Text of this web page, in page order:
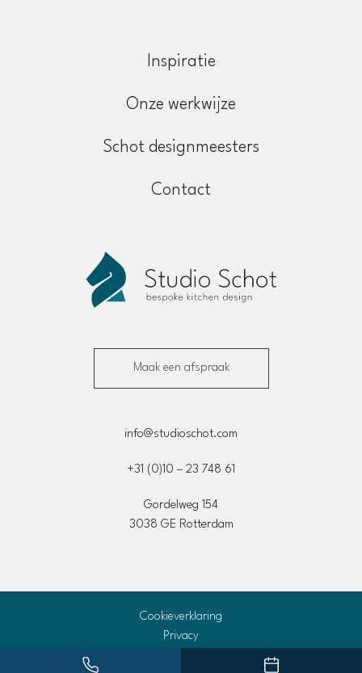
Inspiratie
Onze werkwijze
Schot designmeesters
Contact
Maak een afspraak
info@studioschot.com
+31 (0)10 – 23 748 61
Gordelweg 154
3038 GE Rotterdam
Cookieverklaring
Privacy